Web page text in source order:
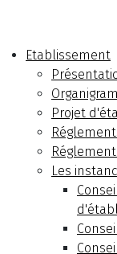
Etablissement
Projet
Les